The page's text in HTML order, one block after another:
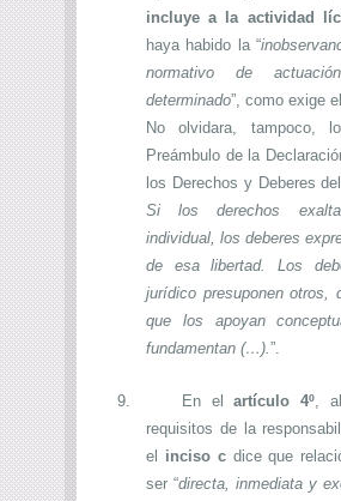
incluye a la actividad
haya habido la “
normativo de
determinado”, como exige
No olvidara, tampoco,
Preámbulo de la
los Derechos y Deberes
Si los derechos
individual, los deberes
de esa libertad. Los
jurídico presuponen otros,
que los apoyan
fundamentan (…). ”.
9. En elartículo 4º,
requisitos de la
el inciso cdice que
ser “directa, inmediata y